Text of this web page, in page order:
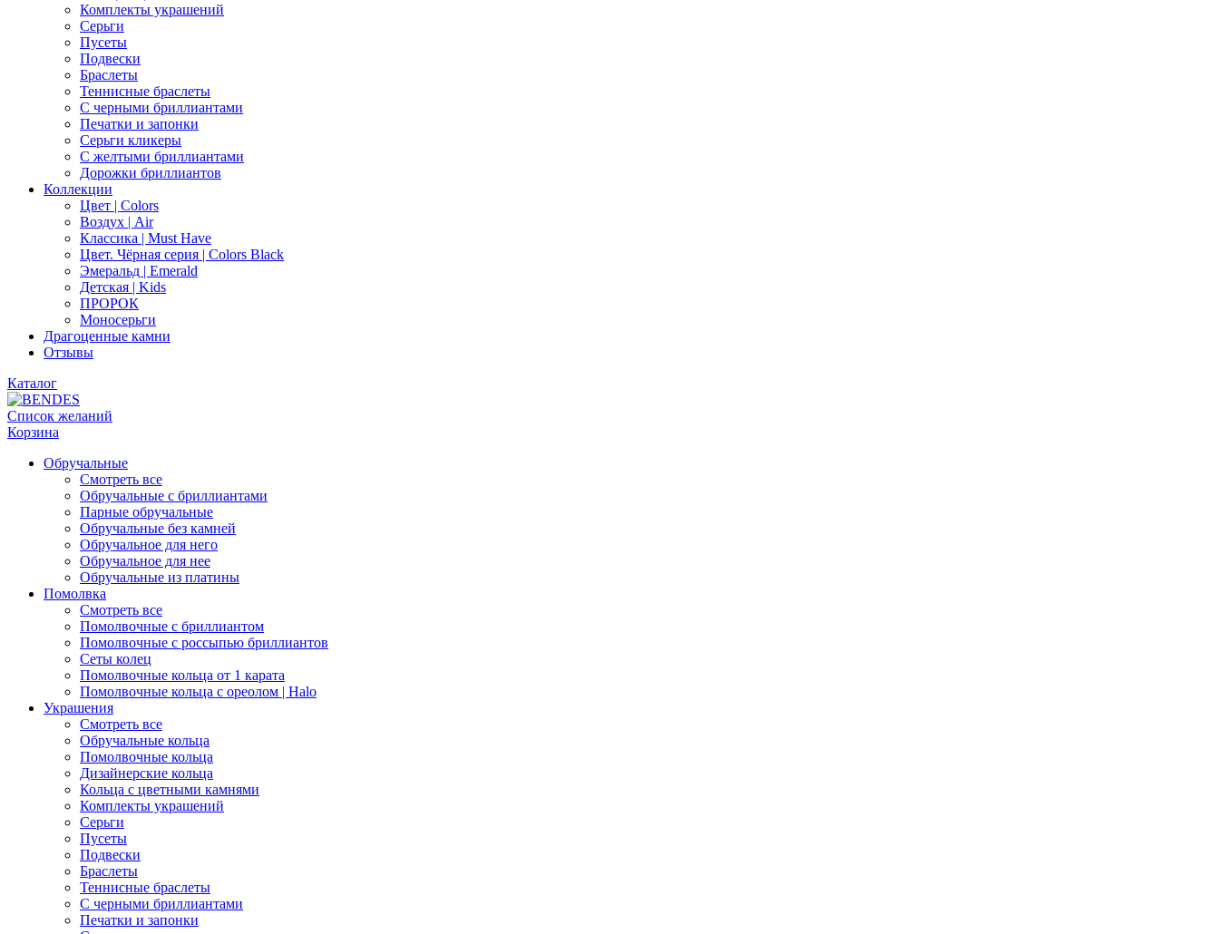
Комплекты украшений
Серьги
Пусеты
Подвески
Браслеты
Теннисные браслеты
C черными бриллиантами
Печатки и запонки
Серьги кликеры
С желтыми бриллиантами
Дорожки бриллиантов
Коллекции
Цвет | Colors
Воздух | Air
Классика | Must Have
Цвет. Чёрная серия | Colors Black
Эмеральд | Emerald
Детская | Kids
ПРОРОК
Моносерьги
Драгоценные камни
Отзывы
Каталог
Список желаний
Корзина
Обручальные
Смотреть все
Обручальные с бриллиантами
Парные обручальные
Обручальные без камней
Обручальное для него
Обручальное для нее
Обручальные из платины
Помолвка
Смотреть все
Помолвочные с бриллиантом
Помолвочные с россыпью бриллиантов
Сеты колец
Помолвочные кольца от 1 карата
Помолвочные кольца с ореолом | Halo
Украшения
Смотреть все
Обручальные кольца
Помолвочные кольца
Дизайнерские кольца
Кольца с цветными камнями
Комплекты украшений
Серьги
Пусеты
Подвески
Браслеты
Теннисные браслеты
C черными бриллиантами
Печатки и запонки